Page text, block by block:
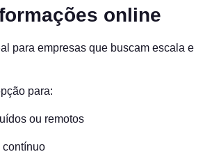
online
para empresas que buscam escala e
para:
ou remotos
contínuo